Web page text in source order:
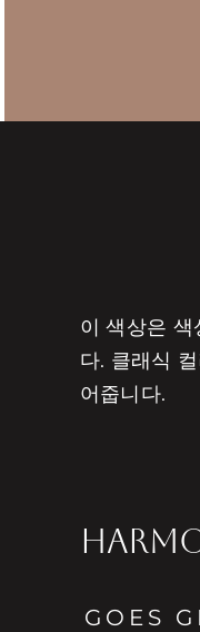
이 색상은
다. 클래식
어줍니다.
GOES